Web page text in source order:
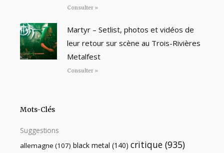
Consulter »
Martyr – Setlist, photos et vidéos de
leur retour sur scène au Trois-Rivières
Metalfest
Consulter »
Mots-Clés
Suggestions
allemagne (107) black metal (140) critique (935)